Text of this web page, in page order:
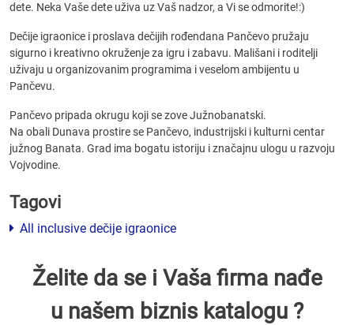
dete. Neka Vaše dete uživa uz Vaš nadzor, a Vi se odmorite!:)
Dečije igraonice i proslava dečijih rođendana Pančevo pružaju
sigurno i kreativno okruženje za igru i zabavu. Mališani i roditelji
uživaju u organizovanim programima i veselom ambijentu u
Pančevu.
Pančevo pripada okrugu koji se zove Južnobanatski.
Na obali Dunava prostire se Pančevo, industrijski i kulturni centar
južnog Banata. Grad ima bogatu istoriju i značajnu ulogu u razvoju
Vojvodine.
Tagovi
All inclusive dečije igraonice
Želite da se i Vaša firma nađe
u našem biznis katalogu ?